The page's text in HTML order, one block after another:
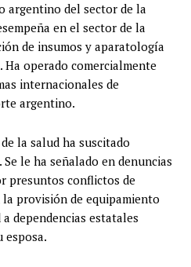
argentino del sector de la
en el sector de la
de insumos y aparatología
Ha operado comercialmente
internacionales de
argentino.
la salud ha suscitado
le ha señalado en denuncias
presuntos conflictos de
provisión de equipamiento
dependencias estatales
esposa.